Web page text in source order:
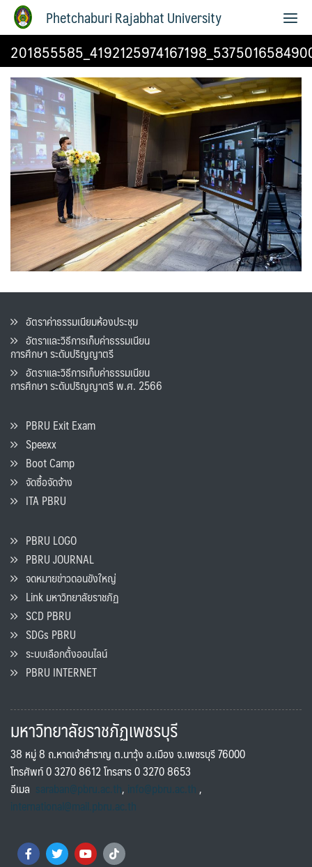
Phetchaburi Rajabhat University
อัตราค่าธรรมเนียมห้องประชุม
อัตราและวิธีการเก็บค่าธรรมเนียน
การศึกษา ระดับปริญญาตรี
อัตราและวิธีการเก็บค่าธรรมเนียน
การศึกษา ระดับปริญญาตรี พ.ศ. 2566
PBRU Exit Exam
Speexx
Boot Camp
จัดซื้อจัดจ้าง
ITA PBRU
PBRU LOGO
PBRU JOURNAL
จดหมายข่าวดอนขังใหญ่
Link มหาวิทยาลัยราชภัฏ
SCD PBRU
SDGs PBRU
ระบบเลือกตั้งออนไลน์
PBRU INTERNET
มหาวิทยาลัยราชภัฏเพชรบุรี
38 หมู่ 8 ถ.หาดเจ้าสำราญ ต.นาวุ้ง อ.เมือง จ.เพชรบุรี 76000
โทรศัพท์ 0 3270 8612 โทรสาร 0 3270 8653
อีเมล saraban@pbru.ac.th, info@pbru.ac.th,
international@mail.pbru.ac.th